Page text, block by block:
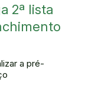
2ª lista
a pré-